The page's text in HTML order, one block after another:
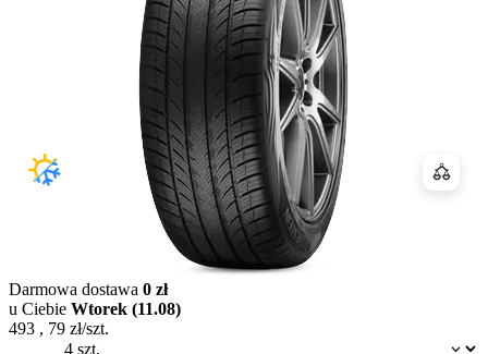
Dostępność:
Darmowa dostawa 0 zł
u Ciebie Wtorek (11.08)
493 , 79 zł/szt.